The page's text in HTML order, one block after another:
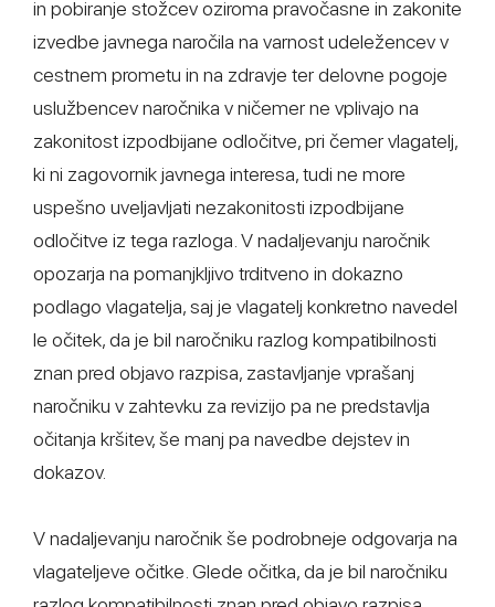
in pobiranje stožcev oziroma pravočasne in zakonite
izvedbe javnega naročila na varnost udeležencev v
cestnem prometu in na zdravje ter delovne pogoje
uslužbencev naročnika v ničemer ne vplivajo na
zakonitost izpodbijane odločitve, pri čemer vlagatelj,
ki ni zagovornik javnega interesa, tudi ne more
uspešno uveljavljati nezakonitosti izpodbijane
odločitve iz tega razloga. V nadaljevanju naročnik
opozarja na pomanjkljivo trditveno in dokazno
podlago vlagatelja, saj je vlagatelj konkretno navedel
le očitek, da je bil naročniku razlog kompatibilnosti
znan pred objavo razpisa, zastavljanje vprašanj
naročniku v zahtevku za revizijo pa ne predstavlja
očitanja kršitev, še manj pa navedbe dejstev in
dokazov.
V nadaljevanju naročnik še podrobneje odgovarja na
vlagateljeve očitke. Glede očitka, da je bil naročniku